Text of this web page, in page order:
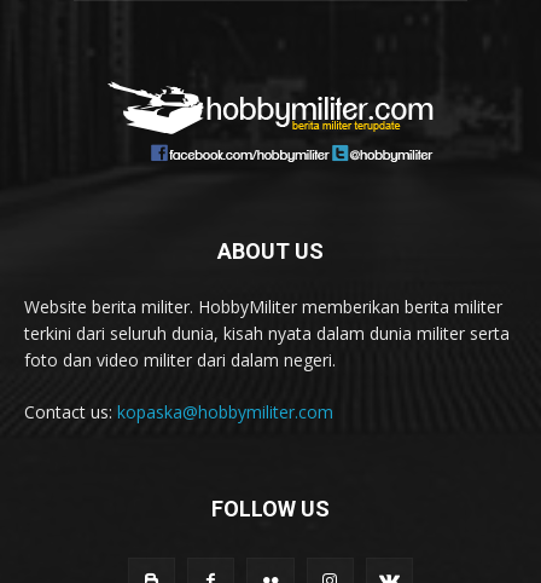
ABOUT US
Website berita militer. HobbyMiliter memberikan berita militer
terkini dari seluruh dunia, kisah nyata dalam dunia militer serta
foto dan video militer dari dalam negeri.
Contact us: kopaska@hobbymiliter.com
FOLLOW US